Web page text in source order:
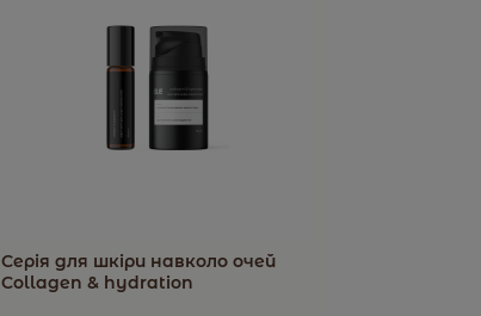
Серія для шкіри навколо очей
Collagen & hydration